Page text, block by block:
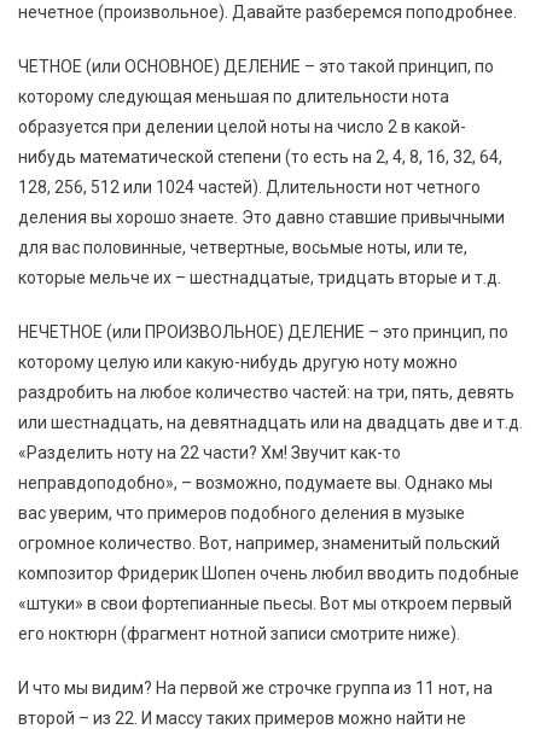
нечетное (произвольное). Давайте разберемся поподробнее.
ЧЕТНОЕ (или ОСНОВНОЕ) ДЕЛЕНИЕ – это такой принцип, по
которому следующая меньшая по длительности нота
образуется при делении целой ноты на число 2 в какой-
нибудь математической степени (то есть на 2, 4, 8, 16, 32, 64,
128, 256, 512 или 1024 частей). Длительности нот четного
деления вы хорошо знаете. Это давно ставшие привычными
для вас половинные, четвертные, восьмые ноты, или те,
которые мельче их – шестнадцатые, тридцать вторые и т.д.
НЕЧЕТНОЕ (или ПРОИЗВОЛЬНОЕ) ДЕЛЕНИЕ – это принцип, по
которому целую или какую-нибудь другую ноту можно
раздробить на любое количество частей: на три, пять, девять
или шестнадцать, на девятнадцать или на двадцать две и т.д.
«Разделить ноту на 22 части? Хм! Звучит как-то
неправдоподобно», – возможно, подумаете вы. Однако мы
вас уверим, что примеров подобного деления в музыке
огромное количество. Вот, например, знаменитый польский
композитор Фридерик Шопен очень любил вводить подобные
«штуки» в свои фортепианные пьесы. Вот мы откроем первый
его ноктюрн (фрагмент нотной записи смотрите ниже).
И что мы видим? На первой же строчке группа из 11 нот, на
второй – из 22. И массу таких примеров можно найти не